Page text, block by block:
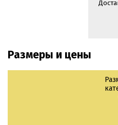
Размеры и цены